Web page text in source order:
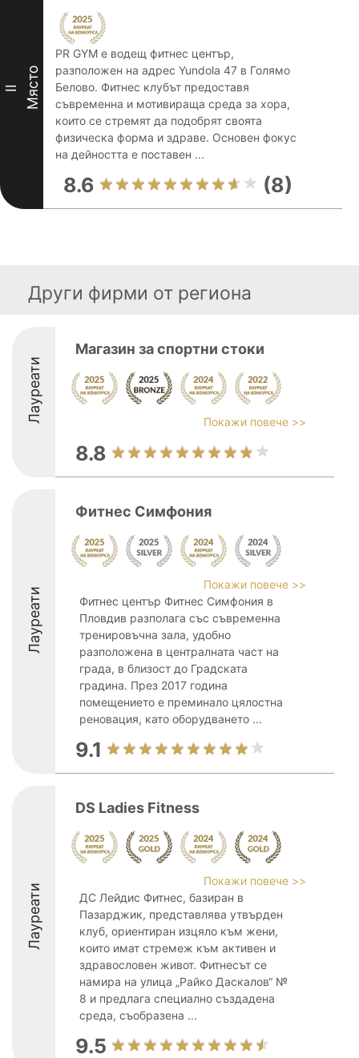
II Място
PR GYM е водещ фитнес център,
разположен на адрес Yundola 47 в Голямо
Белово. Фитнес клубът предоставя
съвременна и мотивираща среда за хора,
които се стремят да подобрят своята
физическа форма и здраве. Основен фокус
на дейността е поставен ...
8.6 (8)
Други фирми от региона
Лауреати
Магазин за спортни стоки
Покажи повече >>
8.8
Лауреати
Фитнес Симфония
Покажи повече >>
Фитнес център Фитнес Симфония в
Пловдив разполага със съвременна
тренировъчна зала, удобно
разположена в централната част на
града, в близост до Градската
градина. През 2017 година
помещението е преминало цялостна
реновация, като оборудването ...
9.1
Лауреати
DS Ladies Fitness
Покажи повече >>
ДС Лейдис Фитнес, базиран в
Пазарджик, представлява утвърден
клуб, ориентиран изцяло към жени,
които имат стремеж към активен и
здравословен живот. Фитнесът се
намира на улица „Райко Даскалов“ №
8 и предлага специално създадена
среда, съобразена ...
9.5